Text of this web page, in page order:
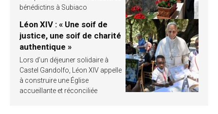
bénédictins à Subiaco
Léon XIV : « Une soif de
justice, une soif de charité
authentique »
Lors d’un déjeuner solidaire à
Castel Gandolfo, Léon XIV appelle
à construire une Église
accueillante et réconciliée